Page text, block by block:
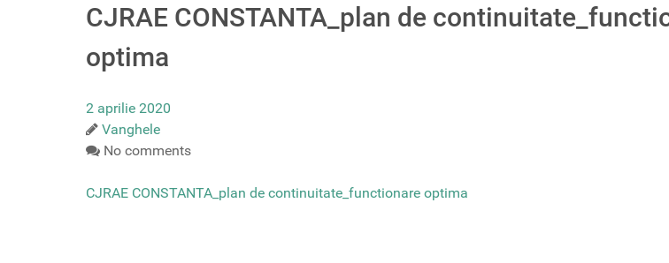
CJRAE CONSTANTA_plan de
optima
2 aprilie 2020
Vanghele
No comments
CJRAE CONSTANTA_plan de continuitate_functionare optima